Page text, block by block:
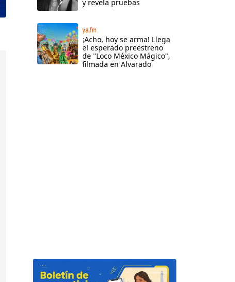
y revela pruebas
ya.fm
¡Acho, hoy se arma! Llega
el esperado preestreno
de "Loco México Mágico",
filmada en Alvarado